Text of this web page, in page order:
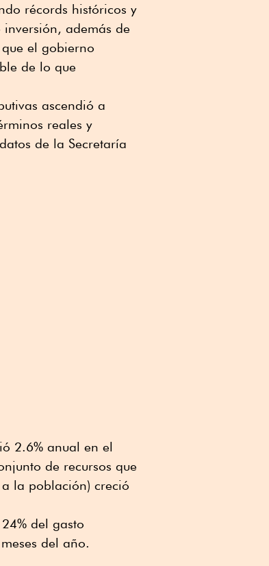
récords históricos y
además de
que el gobierno
de lo que
ascendió a
reales y
de la Secretaría
2.6% anual en el
de recursos que
la población) creció
del gasto
del año.